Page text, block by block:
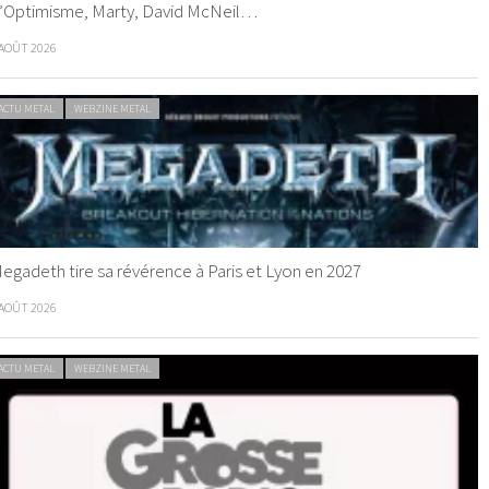
Marty, David McNeil…
2026
METAL WEBZINE METAL
tire sa révérence à Paris et Lyon en 2027
2026
METAL WEBZINE METAL